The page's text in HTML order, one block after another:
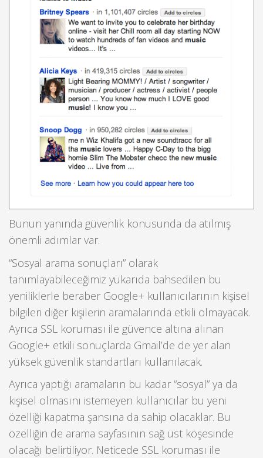
Bunun yanında güvenlik konusunda da atılmış
önemli adımlar var.
“Sosyal arama sonuçları” olarak
tanımlayabileceğimiz yukarıda bahsedilen bu
yeniliklerle beraber Google+ kullanıcılarının kişisel
bilgileri diğer kişilerin aramalarında etkili olmayacak.
Ayrıca SSL koruması ile güvence altına alınan
Google+ etkili sonuçlarda Gmail’de de yer alan
yüksek güvenlik standartları kullanılacak.
Ayrıca yaptığı aramaların bu kadar “sosyal” ya da
kişisel olmasını istemeyen kullanıcılar bu yeni
özelliği kapatma şansına da sahip olacaklar. Bu
özelliğin de arama sayfasının sağ üst köşesinde
olacağı belirtiliyor. Neticede SSL koruması ile